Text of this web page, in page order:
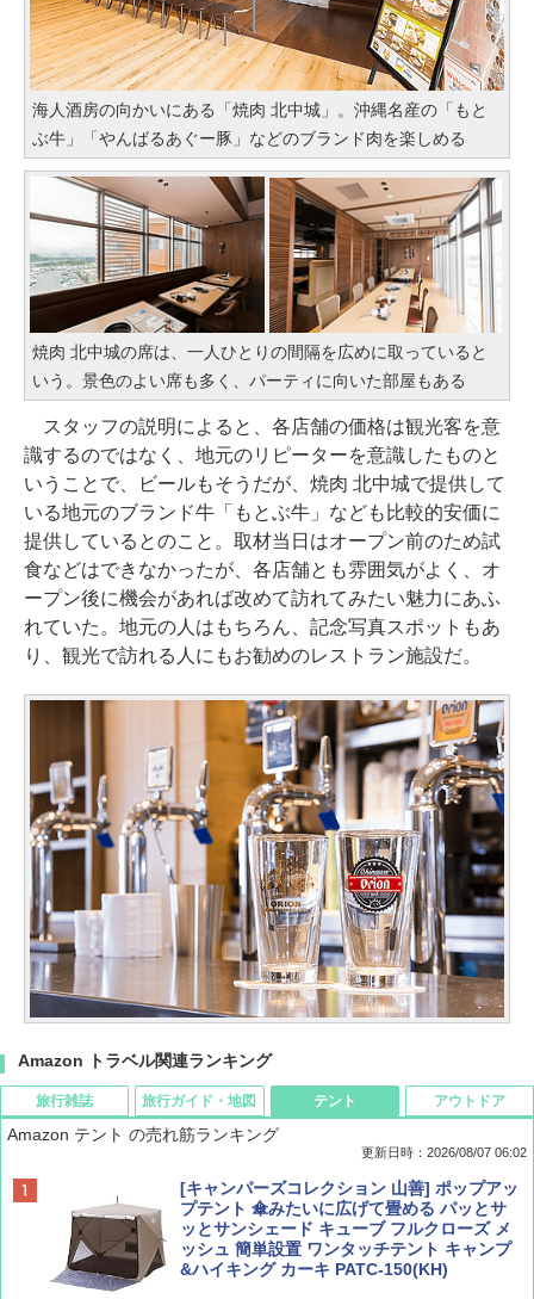
海人酒房の向かいにある「焼肉 北中城」。沖縄名産の「もと
ぶ牛」「やんばるあぐー豚」などのブランド肉を楽しめる
焼肉 北中城の席は、一人ひとりの間隔を広めに取っていると
いう。景色のよい席も多く、パーティに向いた部屋もある
スタッフの説明によると、各店舗の価格は観光客を意
識するのではなく、地元のリピーターを意識したものと
いうことで、ビールもそうだが、焼肉 北中城で提供して
いる地元のブランド牛「もとぶ牛」なども比較的安価に
提供しているとのこと。取材当日はオープン前のため試
食などはできなかったが、各店舗とも雰囲気がよく、オ
ープン後に機会があれば改めて訪れてみたい魅力にあふ
れていた。地元の人はもちろん、記念写真スポットもあ
り、観光で訪れる人にもお勧めのレストラン施設だ。
Amazon トラベル関連ランキング
旅行雑誌
ディズニーファン ２０２６年 ９月号 [雑
誌] (ＤＩＳＮＥＹ ＦＡＮ)
￥713
旅行ガイド・地図
D40 地球の歩き方 チェンマイ タイ北部の魅
力的な町 2026～2027 地球の歩き方D アジア
￥2,079
テント
Amazon テント の売れ筋ランキング
更新日時：2026/08/07 06:02
[キャンパーズコレクション 山善] ポップアッ
プテント 傘みたいに広げて畳める パッとサ
ッとサンシェード キューブ フルクローズ メ
ッシュ 簡単設置 ワンタッチテント キャンプ
&ハイキング カーキ PATC-150(KH)
アウトドア